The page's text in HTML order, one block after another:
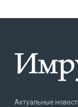
Актуальные